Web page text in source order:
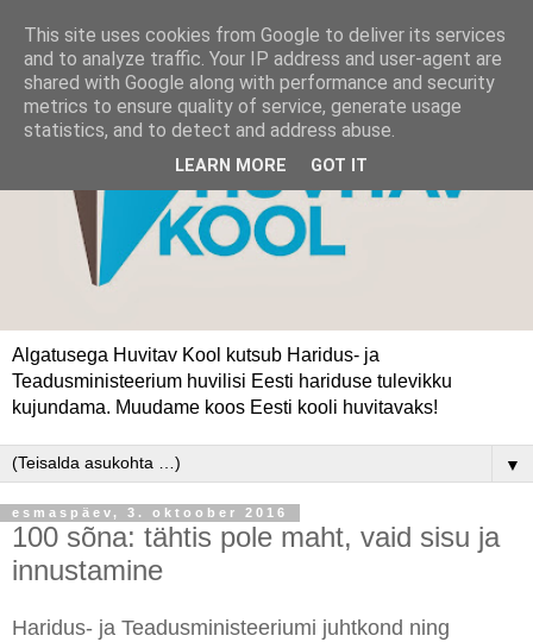
Algatusega Huvitav Kool kutsub Haridus- ja
Teadusministeerium huvilisi Eesti hariduse tulevikku
kujundama. Muudame koos Eesti kooli huvitavaks!
▼
esmaspäev, 3. oktoober 2016
100 sõna: tähtis pole maht, vaid sisu ja
innustamine
Haridus- ja Teadusministeeriumi juhtkond ning
This site uses cookies from Google to deliver its services
and to analyze traffic. Your IP address and user-agent are
shared with Google along with performance and security
metrics to ensure quality of service, generate usage
statistics, and to detect and address abuse.
LEARN MORE GOT IT